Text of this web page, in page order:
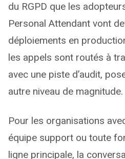
du RGPD que les
Personal Attendant vont
déploiements en
les appels sont routés à
avec une piste d’audit,
autre niveau de magnitude.
Pour les organisations
équipe support ou toute
ligne principale, la